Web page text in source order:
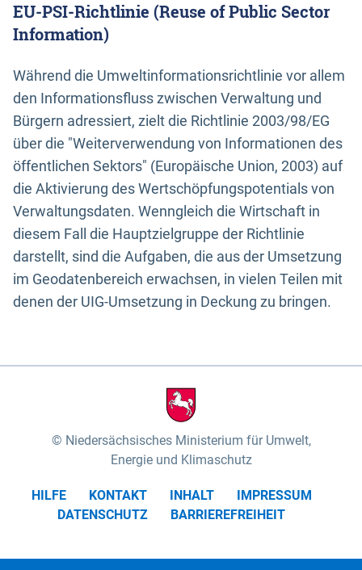
EU-PSI-Richtlinie (Reuse of Public Sector
Information)
Während die Umweltinformationsrichtlinie vor allem
den Informationsfluss zwischen Verwaltung und
Bürgern adressiert, zielt die Richtlinie 2003/98/EG
über die "Weiterverwendung von Informationen des
öffentlichen Sektors" (Europäische Union, 2003) auf
die Aktivierung des Wertschöpfungspotentials von
Verwaltungsdaten. Wenngleich die Wirtschaft in
diesem Fall die Hauptzielgruppe der Richtlinie
darstellt, sind die Aufgaben, die aus der Umsetzung
im Geodatenbereich erwachsen, in vielen Teilen mit
denen der UIG-Umsetzung in Deckung zu bringen.
Niedersächsisches Ministerium für Umwelt,
Energie und Klimaschutz
HILFE KONTAKT INHALT
IMPRESSUM
DATENSCHUTZ
BARRIEREFREIHEIT